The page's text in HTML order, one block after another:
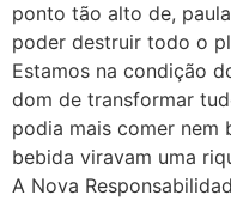
ponto tão alto de,
poder destruir todo o
Estamos na condição
dom de transformar
podia mais comer nem
bebida viravam uma
A Nova